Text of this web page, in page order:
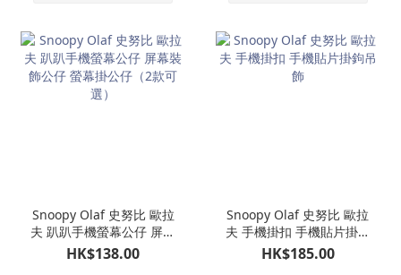
Snoopy Olaf 史努比 歐拉
夫 趴趴手機螢幕公仔 屏幕
裝飾公仔 螢幕掛公仔（2
款可選）
HK$138.00
Snoopy Olaf 史努比 歐拉
夫 手機掛扣 手機貼片掛鉤
吊飾
HK$185.00